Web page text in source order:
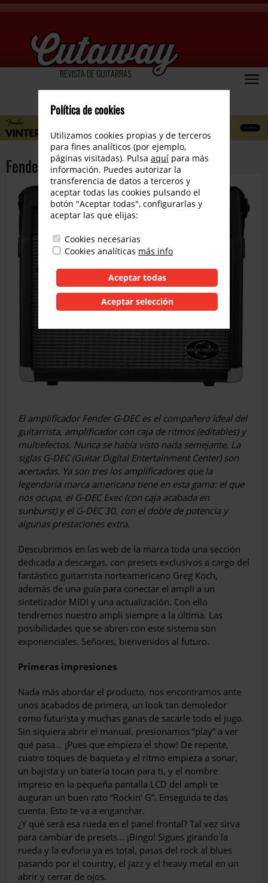
REVISTA DE GUITARRAS
Fender G-DEC
El amplificador Fender G-DEC es el compañero ideal del
guitarrista, amplificador con caja de ritmos (editables) y
multiefectos. Nunca se había visto nada semejante. La
siglas G-DEC (Guitar Digital Entertainment Center) son
acertadas. Ya son tres los amplificadores que la
legendaria marca americana tiene en esta gama: el que
nos ocupa, el G-DEC Exec (con caja acabada en
sunburst) y el G-DEC 30, con el doble de potencia y
algunas prestaciones extra.
Descubrimos en las web de la marca toda una sección
dedicada a descargas, con presets exclusivos a cargo del
fantástico guitarrista norteamericano Greg Koch,
además de una guía para conectar el ampli a un
sintetizador MIDI y una actualización. Con ello
tendremos nuestro ampli siempre a la última. Las
posibilidades que se abren con este sistema son
exponenciales. Señores, bienvenidos al futuro.
Primeras impresiones
Nada más abordar el producto, nos encontramos ante
unos acabados de primera, un look tan demoledor
como futurista y muchas ganas de sacarle todo el jugo.
Sin siquiera abrir el manual, presionamos “play” a ver
qué pasa… ¡Pues que empieza el show! De repente,
cuatro toques de baqueta y el ritmo empieza a sonar,
un bajista y un batería tocan para ti, y el nombre
impreso en la pequeña pantalla LCD del ampli te
auguran un buen rato “Rockin’ G”. Enseguida te das
cuenta. Esto te va a enganchar.
¿Y qué será esa rueda en el panel frontal? Tal vez sirva
para cambiar de presets… ¡Bingo! Sigues girando la
rueda y la euforia ya es total, pasas del rock al blues
pasando por el country, el jazz y el heavy metal en un
abrir y cerrar de ojos.
Política de cookies
Utilizamos cookies propias y de terceros
para fines analíticos (por ejemplo,
páginas visitadas). Pulsa aquí para más
información. Puedes autorizar la
transferencia de datos a terceros y
aceptar todas las cookies pulsando el
botón "Aceptar todas", configurarlas y
aceptar las que elijas:
Cookies necesarias
Cookies analíticas más info
Aceptar todas
Aceptar selección